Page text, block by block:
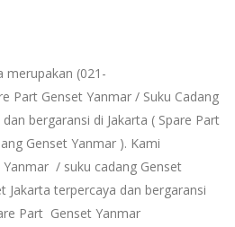
merupakan (021-
Part Genset Yanmar / Suku Cadang
bergaransi di Jakarta ( Spare Part
Genset Yanmar ). Kami
/ suku cadang Genset
Jakarta terpercaya dan bergaransi
Part Genset Yanmar